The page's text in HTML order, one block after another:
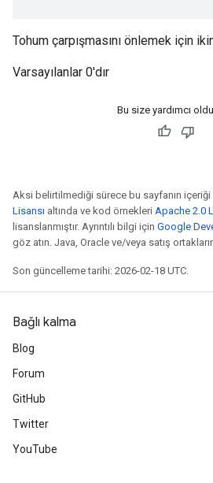
Tohum çarpışmasını önlemek için
Varsayılanlar 0'dır
Bu size yardımcı
Aksi belirtilmediği sürece bu sayfanın içeriği
Lisansı altında ve kod örnekleri Apache 2.0
lisanslanmıştır. Ayrıntılı bilgi için Google
göz atın. Java, Oracle ve/veya satış
Son güncelleme tarihi: 2026-02-18 UTC.
Bağlı kalma
Blog
Forum
GitHub
Twitter
YouTube